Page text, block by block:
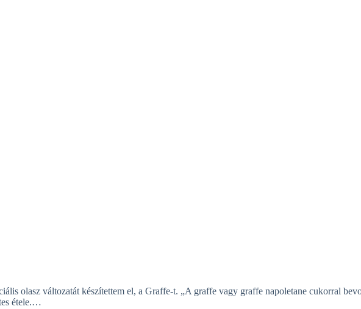
olasz változatát készítettem el, a Graffe-t. „A graffe vagy graffe napoletane cukorral
étele.…